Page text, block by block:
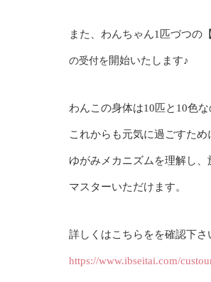
また、わんちゃん1匹づつの
の受付を 開始いたします♪
わんこの身体は10匹と10色な
これからも元気に過ごすため
ゆがみメカニズムを理解し
マスターいただけます。
詳しくはこちらをを確認下さ
https://www.ibseitai.com/